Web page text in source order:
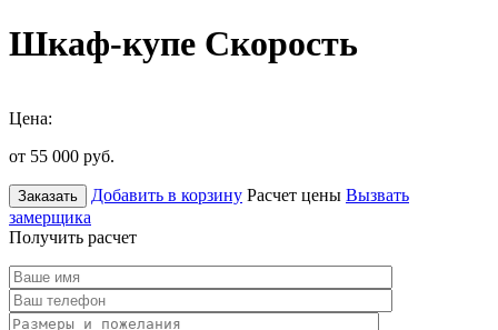
Шкаф-купе Скорость
Цена:
от 55 000 руб.
Заказать Добавить в корзину Расчет цены Вызвать
замерщика
Получить расчет